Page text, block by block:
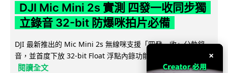
DJI Mic Mini 2s 實測 四發一收同步獨
立錄音 32-bit 防爆咪拍片必備
DJI 最新推出的 Mic Mini 2s 無線咪支援「四發一收」分軌錄
音，並首度下放 32-bit Float 浮點內錄功能。本文經實測其...
閱讀全文
×